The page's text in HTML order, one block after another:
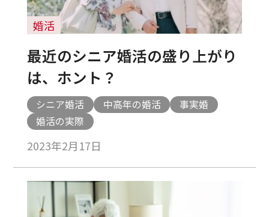
婚活
最近のシニア婚活の盛り上がり
は、ホント？
シニア婚活 中高年の婚活
事実婚
婚活の実際
2023年2月17日